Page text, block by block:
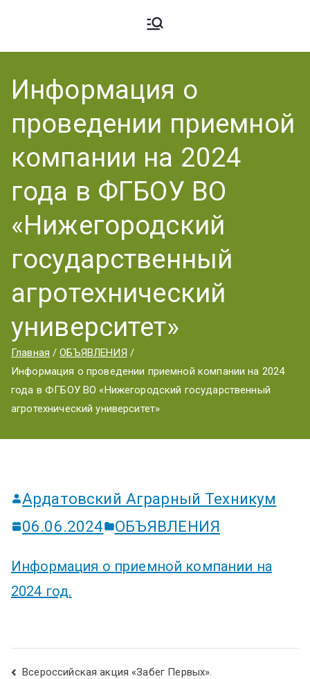
Ардато
вский
Аграрн
ый
Техник
аграрный
техникум».
Информация о
проведении приемной
компании на 2024
года в ФГБОУ ВО
«Нижегородский
государственный
агротехнический
университет»
Главная
ОБЪЯВЛЕНИЯ
Информация о проведении приемной компании на 2024
года в ФГБОУ ВО «Нижегородский государственный
агротехнический университет»
Ардатовский Аграрный Техникум
06.06.2024
ОБЪЯВЛЕНИЯ
Информация о приемной компании на
2024 год.
Всероссийская акция «Забег Первых».